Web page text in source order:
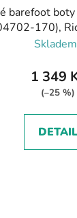
barefoot
170),
1 349
(–25 %)
DETAIL